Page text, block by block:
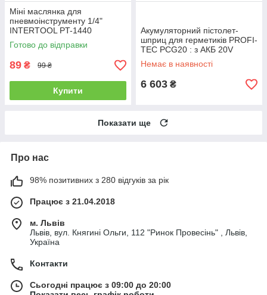
Міні маслянка для
пневмоінструменту 1/4"
INTERTOOL PT-1440
Готово до відправки
89 ₴ 99 ₴
Купити
Акумуляторний пістолет-
шприц для герметиків PROFI-
TEC PCG20 : з АКБ 20V
4.0Ah, кейс (008148)
Немає в наявності
6 603 ₴
Показати ще
Про нас
98% позитивних з 280 відгуків за рік
Працює з 21.04.2018
м. Львів
Львів, вул. Княгині Ольги, 112 "Ринок Провесінь" , Львів,
Україна
Контакти
Сьогодні працює з 09:00 до 20:00